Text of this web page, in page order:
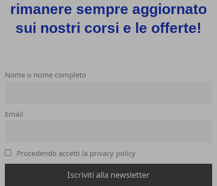
rimanere sempre aggiornato
sui nostri corsi e le offerte!
Nome o nome completo
Email
Procedendo accetti la privacy policy